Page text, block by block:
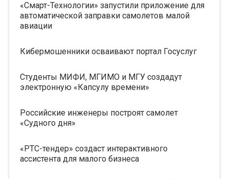
«Смарт-Технологии» запустили приложение для
автоматической заправки самолетов малой
авиации
Кибермошенники осваивают портал Госуслуг
Студенты МИФИ, МГИМО и МГУ создадут
электронную «Капсулу времени»
Российские инженеры построят самолет
«Судного дня»
«РТС-тендер» создаст интерактивного
ассистента для малого бизнеса